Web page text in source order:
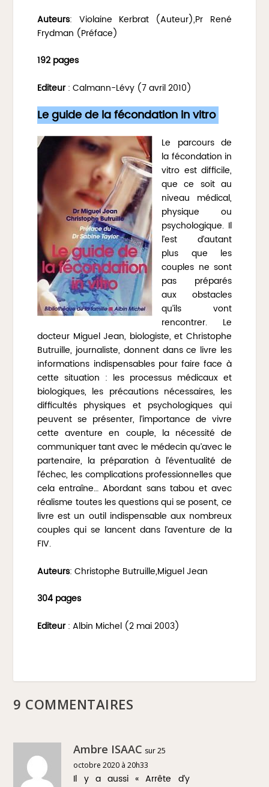
Auteurs: Violaine Kerbrat (Auteur),Pr René
Frydman (Préface)
192 pages
Editeur: Calmann-Lévy (7 avril 2010)
Le guide de la fécondation in vitro
Le parcours de
la fécondation in
vitro est difficile,
que ce soit au
niveau médical,
physique ou
psychologique. Il
l’est d’autant
plus que les
couples ne sont
pas préparés
aux obstacles
qu’ils vont
rencontrer. Le
docteur Miguel Jean, biologiste, et Christophe
Butruille, journaliste, donnent dans ce livre les
informations indispensables pour faire face à
cette situation : les processus médicaux et
biologiques, les précautions nécessaires, les
difficultés physiques et psychologiques qui
peuvent se présenter, l’importance de vivre
cette aventure en couple, la nécessité de
communiquer tant avec le médecin qu’avec le
partenaire, la préparation à l’éventualité de
l’échec, les complications professionnelles que
cela entraîne… Abordant sans tabou et avec
réalisme toutes les questions qui se posent, ce
livre est un outil indispensable aux nombreux
couples qui se lancent dans l’aventure de la
FIV.
Auteurs: Christophe Butruille,Miguel Jean
304 pages
Editeur: Albin Michel (2 mai 2003)
9 COMMENTAIRES
Ambre ISAAC sur 25
octobre 2020 à 20h33
Il y a aussi « Arrête d’y